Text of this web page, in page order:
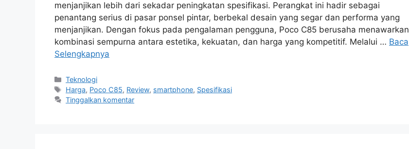
menjanjikan lebih dari sekadar peningkatan spesifikasi. Perangkat ini hadir sebagai
penantang serius di pasar ponsel pintar, berbekal desain yang segar dan performa yang
menjanjikan. Dengan fokus pada pengalaman pengguna, Poco C85 berusaha menawarkan
kombinasi sempurna antara estetika, kekuatan, dan harga yang kompetitif. Melalui … Baca
Selengkapnya
Kategori
Teknologi
Tag
Harga, Poco C85, Review, smartphone, Spesifikasi
Tinggalkan komentar